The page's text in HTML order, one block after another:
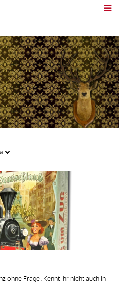
ohne Frage. Kennt ihr nicht auch in